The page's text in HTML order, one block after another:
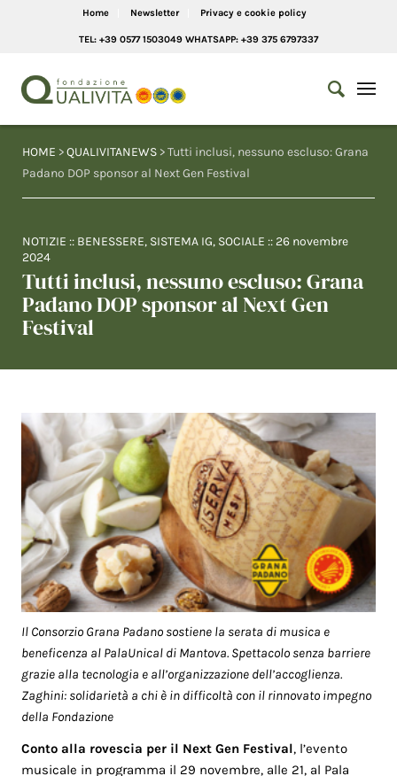
Home Newsletter Privacy e cookie policy
TEL: +39 0577 1503049 WHATSAPP: +39 375 6797337
HOME >QUALIVITANEWS > Tutti inclusi, nessuno escluso: Grana
Padano DOP sponsor al Next Gen Festival
NOTIZIE :: BENESSERE, SISTEMA IG, SOCIALE :: 26 novembre
2024
Tutti inclusi, nessuno escluso: Grana
Padano DOP sponsor al Next Gen
Festival
Il Consorzio Grana Padano sostiene la serata di musica e
beneficenza al PalaUnical di Mantova. Spettacolo senza barriere
grazie alla tecnologia e all’organizzazione dell’accoglienza.
Zaghini: solidarietà a chi è in difficoltà con il rinnovato impegno
della Fondazione
Conto alla rovescia per il Next Gen Festival, l’evento
musicale in programma il 29 novembre, alle 21, al Pala